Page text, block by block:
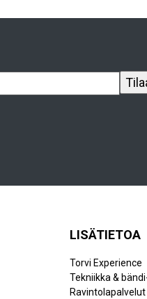
LISÄTIETOA
Torvi Experience
Tekniikka &
Ravintolapalvelut